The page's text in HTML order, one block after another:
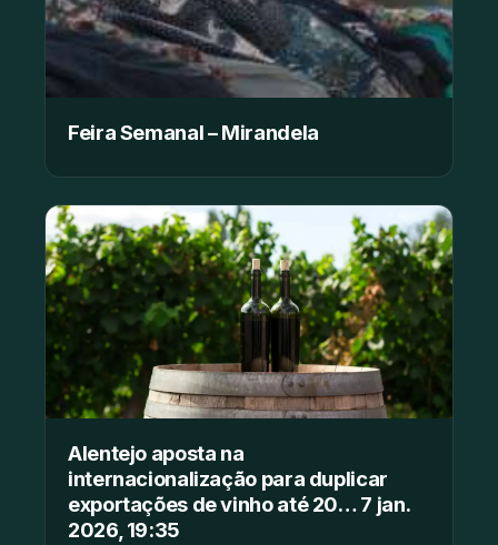
Feira Semanal – Mirandela
Alentejo aposta na
internacionalização para duplicar
exportações de vinho até 20… 7 jan.
2026, 19:35